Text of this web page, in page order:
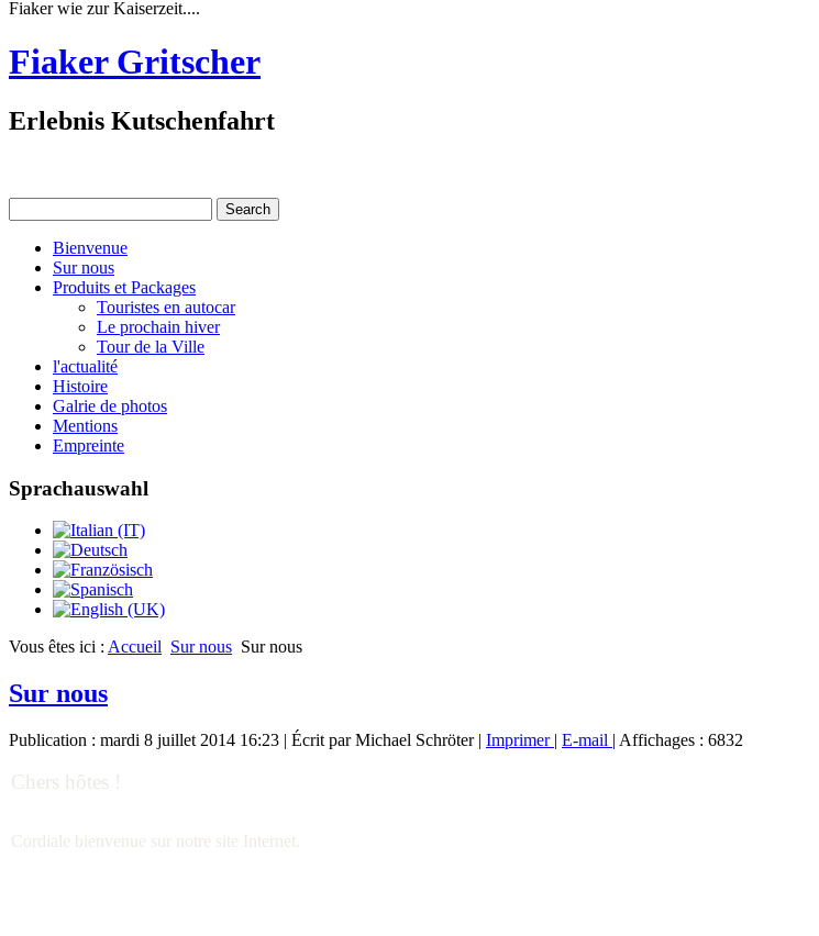
Fiaker wie zur Kaiserzeit....
Fiaker Gritscher
Erlebnis Kutschenfahrt
Bienvenue
Sur nous
Produits et Packages
Touristes en autocar
Le prochain hiver
Tour de la Ville
l'actualité
Histoire
Galrie de photos
Mentions
Empreinte
Sprachauswahl
Vous êtes ici : Accueil Sur nous Sur nous
Sur nous
Publication : mardi 8 juillet 2014 16:23 | Écrit par Michael Schröter| Imprimer | E-mail | Affichages : 6832
Chers hôtes !
Cordiale bienvenue sur notre site Internet.